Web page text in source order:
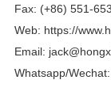
Fax: (+86) 551-
Web: https://
Email:
Whatsapp/